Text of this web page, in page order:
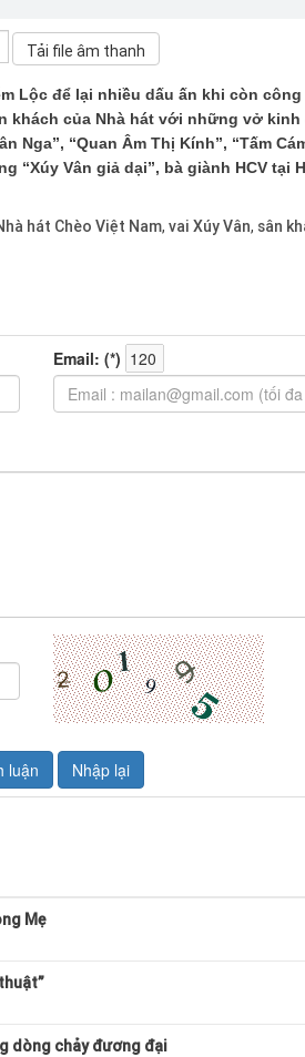
Lộc để lại nhiều dấu ấn khi còn công
khách của Nhà hát với những vở
Nga”, “Quan Âm Thị Kính”, “Tấm
“Xúy Vân giả dại”, bà giành HCV tại
hát Chèo Việt Nam, vai Xúy Vân, sân
Mẹ
dòng chảy đương đại